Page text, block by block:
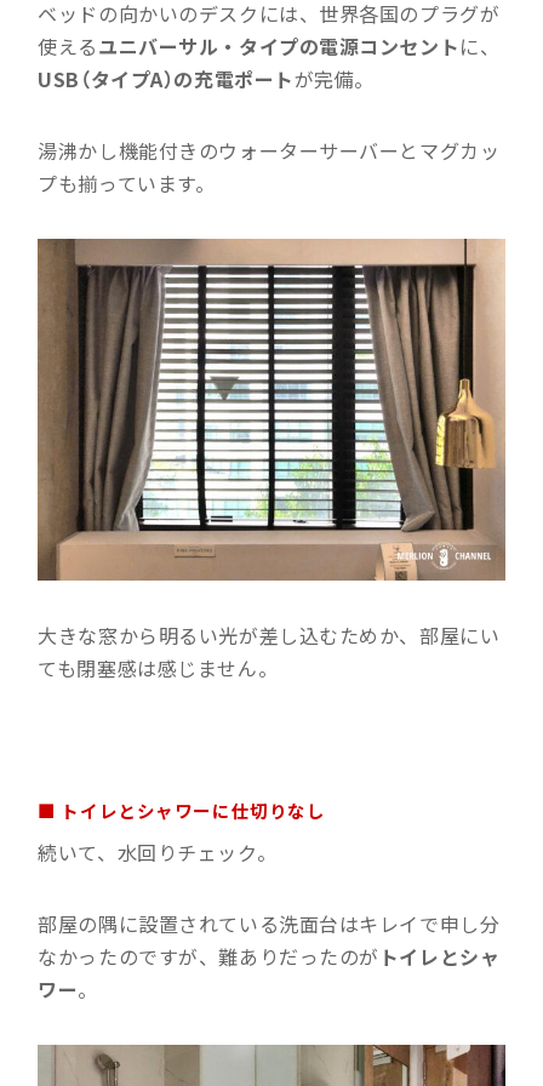
ベッドの向かいのデスクには、世界各国のプラグが
使えるユニバーサル・タイプの電源コンセントに、
USB（タイプA）の充電ポートが完備。
湯沸かし機能付きのウォーターサーバーとマグカッ
プも揃っています。
大きな窓から明るい光が差し込むためか、部屋にい
ても閉塞感は感じません。
■ トイレとシャワーに仕切りなし
続いて、水回りチェック。
部屋の隅に設置されている洗面台はキレイで申し分
なかったのですが、難ありだったのが トイレとシャ
ワー。